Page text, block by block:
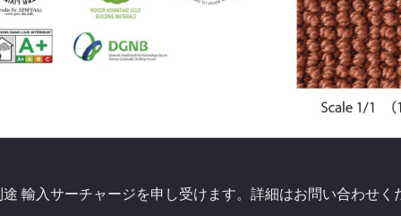
輸入サーチャージを申し受けます。詳細はお問い合わせく